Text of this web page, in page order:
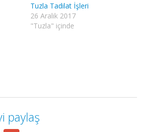
Tuzla Tadilat İşleri
26 Aralık 2017
"Tuzla" içinde
paylaş